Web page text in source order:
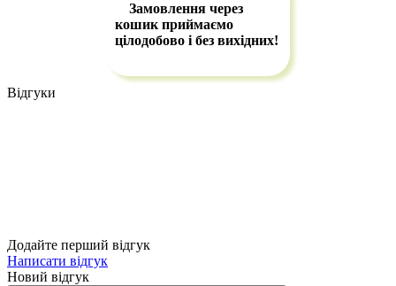
Замовлення через
кошик приймаємо
цілодобово і без вихідних!
Відгуки
Додайте перший відгук
Написати відгук
Новий відгук